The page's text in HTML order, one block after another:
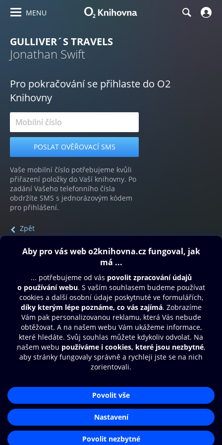
MENU
GULLIVER´S TRAVELS
Jonathan Swift
Pro pokračování se přihlaste do O2
Knihovny
Vaše mobilní číslo potřebujeme kvůli
přiřazení položky do Vaší knihovny. Po
zadání Vašeho telefonního čísla
obdržíte SMS s jednorázovým kódem
pro přihlášení.
Zpět
Obsah ke stažení
Moje O2 Knihovna
Další zábava
© O2 Czech Republic a.s.
Přístupnost
Zásady zpracování osobních údajů
Nastavení cookies
Aplikace O2 Knihovna
Čti a poslouchej své e-knihy a
audioknihy rychleji a pohodlněji.